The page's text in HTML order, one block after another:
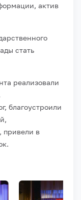
актив
стать
реализовали
благоустроили
привели в